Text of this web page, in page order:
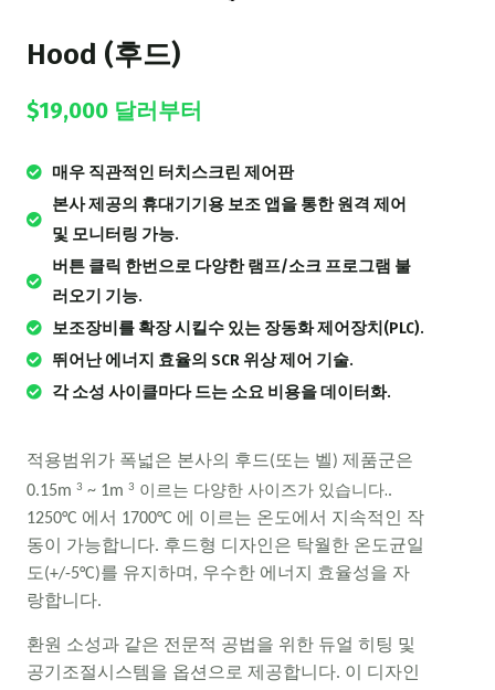
Hood (후드)
$19,000 달러부터
매우 직관적인 터치스크린 제어판
본사 제공의 휴대기기용 보조 앱을 통한 원격 제어
및 모니터링 가능.
버튼 클릭 한번으로 다양한 램프/소크 프로그램 불
러오기 기능.
보조장비를 확장 시킬수 있는 장동화 제어장치(PLC).
뛰어난 에너지 효율의 SCR 위상 제어 기술.
각 소성 사이클마다 드는 소요 비용을 데이터화.
적용범위가 폭넓은 본사의 후드(또는 벨) 제품군은
0.15m 3 ~ 1m 3 이르는 다양한 사이즈가 있습니다..
1250°C 에서 1700°C 에 이르는 온도에서 지속적인 작
동이 가능합니다. 후드형 디자인은 탁월한 온도균일
도(+/-5°C)를 유지하며, 우수한 에너지 효율성을 자
랑합니다.
환원 소성과 같은 전문적 공법을 위한 듀얼 히팅 및
공기조절시스템을 옵션으로 제공합니다. 이 디자인